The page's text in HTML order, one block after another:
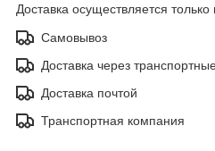
Доставка осуществляется только
Самовывоз
Доставка через
Доставка почтой
Транспортная компания